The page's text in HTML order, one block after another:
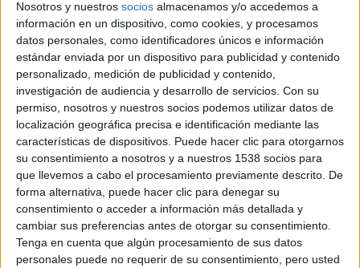
Nosotros y nuestros socios almacenamos y/o accedemos a
información en un dispositivo, como cookies, y procesamos
datos personales, como identificadores únicos e información
estándar enviada por un dispositivo para publicidad y contenido
personalizado, medición de publicidad y contenido,
investigación de audiencia y desarrollo de servicios. Con su
permiso, nosotros y nuestros socios podemos utilizar datos de
localización geográfica precisa e identificación mediante las
características de dispositivos. Puede hacer clic para otorgarnos
su consentimiento a nosotros y a nuestros 1538 socios para
que llevemos a cabo el procesamiento previamente descrito. De
forma alternativa, puede hacer clic para denegar su
consentimiento o acceder a información más detallada y
cambiar sus preferencias antes de otorgar su consentimiento.
Tenga en cuenta que algún procesamiento de sus datos
personales puede no requerir de su consentimiento, pero usted
ambientación romántica titulada «El velero rojo» que fue
escrita en 1923 porAlexander Griny que él transforma
aquí en un hermoso cuento sobre el aprendizaje, la familia
y la magia de la artesanía.
Tras la evocadora frase de apertura con un rótulo que reza
«Se pueden hacer milagros con tus propias manos», las
primeras imágenes de la película se tiñen de oscuridad
para presentarnos a Raphaël (Raphaël Thierry), un hombre
bondadoso con aspecto de ogro que regresa de la guerra
a un pequeño pueblo situado en el Norte de Francia. Allí
descubrirá que su mujer ha muerto, pero que le espera
una hija llamada Juliette que en su ausencia ha sido